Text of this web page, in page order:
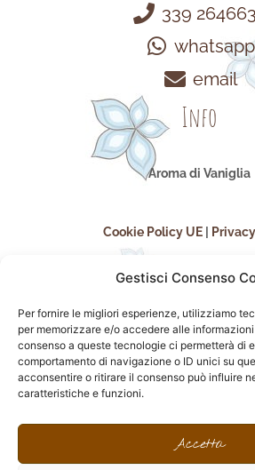
Gestisci Consenso
Per fornire le migliori esperienze, utilizziamo
per memorizzare e/o accedere alle
consenso a queste tecnologie ci permetterà di
comportamento di navigazione o ID unici su
acconsentire o ritirare il consenso può influire
caratteristiche e funzioni.
Accetta
339
whatsapp
email
Info
Aroma di Vaniglia
Cookie Policy UE
seguici sui social
F
I
n
P
i